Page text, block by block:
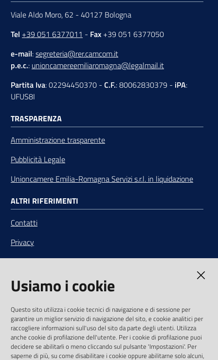
Viale Aldo Moro, 62 - 40127 Bologna
Tel +39 051 6377011 - Fax +39 051 6377050
e-mail:segreteria@rer.camcom.it
p.e.c.: unioncamereemiliaromagna@legalmail.it
Partita Iva: 02294450370 - C.F.: 80062830379 - iPA:
UFUS8I
TRASPARENZA
Amministrazione trasparente
Pubblicità Legale
Unioncamere Emilia-Romagna Servizi s.r.l. in liquidazione
ALTRI RIFERIMENTI
Contatti
Privacy
Note legali
Media Policy
SEGUICI SU
YoutubeTwitterLinkedinFacebookInstagram
Usiamo i cookie
Questo sito utilizza i cookie tecnici di navigazione e di sessione per
garantire un miglior servizio di navigazione del sito, e cookie analitici per
raccogliere informazioni sull'uso del sito da parte degli utenti. Utilizza
anche cookie di profilazione dell'utente. Per i cookie di profilazione puoi
decidere se abilitarli o meno cliccando sul pulsante 'Impostazioni'. Per
saperne di più, su come disabilitare i cookie oppure abilitarne solo alcuni,